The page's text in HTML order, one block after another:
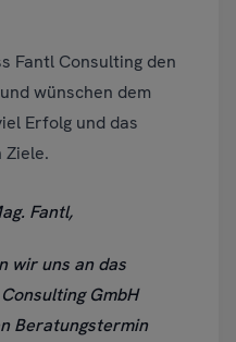
Fantl Consulting den
wünschen dem
Erfolg und das
Fantl,
wir uns an das
GmbH
Beratungstermin